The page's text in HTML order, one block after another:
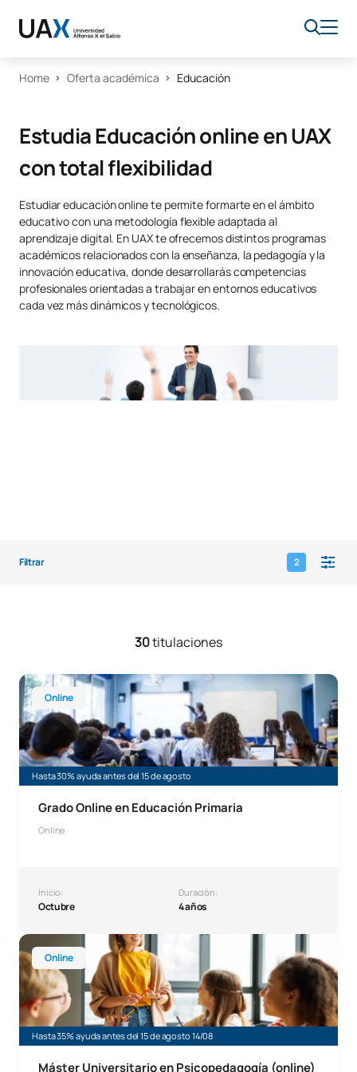
Home Oferta académica Educación
Estudia Educación online en UAX
con total flexibilidad
Estudiar educación online te permite formarte en el ámbito
educativo con una metodología flexible adaptada al
aprendizaje digital. En UAX te ofrecemos distintos programas
académicos relacionados con la enseñanza, la pedagogía y la
innovación educativa, donde desarrollarás competencias
profesionales orientadas a trabajar en entornos educativos
cada vez más dinámicos y tecnológicos.
Filtrar 2
30titulaciones
Online
Hasta 30% ayuda antes del 15 de agosto
Grado Online en Educación Primaria
Online
Inicio:
Octubre
Duración:
4 años
Grado Online en Educación Primaria
Online
Hasta 35% ayuda antes del 15 de agosto 14/08
Máster Universitario en Psicopedagogía (online)
Máster Universitario Online en Psicopedagogía